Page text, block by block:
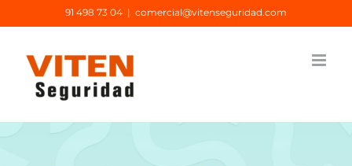
al
contenido
91 498 73 04 | comercial@vitenseguridad.com